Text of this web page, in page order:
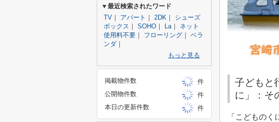
子どもと
に」：そ
「こどもの
▼最近検索されたワード
TV ｜ アパート ｜ 2DK ｜ シューズ
ボックス ｜ SOHO ｜ La｜ ネット
使用料不要 ｜ フローリング ｜ ベラ
ンダ ｜
もっと見る
掲載物件数
件
公開物件数
件
本日の更新件数
件